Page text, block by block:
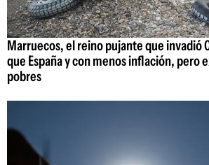
Marruecos, el reino pujante que invadió
que España y con menos inflación, pero
pobres